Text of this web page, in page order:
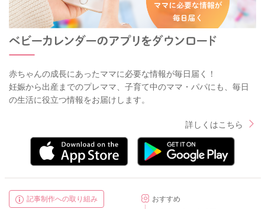
赤ちゃんの成長にあったママに必要な情報が毎日届く！
妊娠から出産までのプレママ、子育て中のママ・パパにも、毎日
の生活に役立つ情報をお届けします。
詳しくはこちら
記事制作への取り組み
おすすめ